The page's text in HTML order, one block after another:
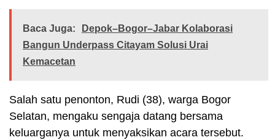
Baca Juga:
Depok–Bogor–Jabar Kolaborasi
Bangun Underpass Citayam Solusi Urai
Kemacetan
Salah satu penonton, Rudi (38), warga Bogor
Selatan, mengaku sengaja datang bersama
keluarganya untuk menyaksikan acara tersebut.